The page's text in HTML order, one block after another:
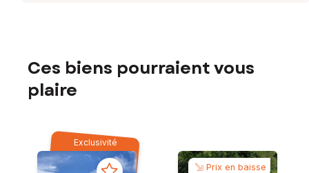
Ces biens pourraient vous
plaire
Exclusivité
Prix en baisse